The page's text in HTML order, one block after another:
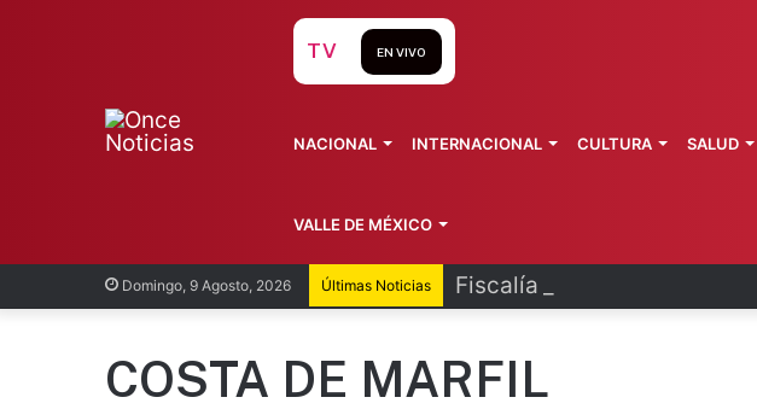
Domingo, 9 Agosto, 2026 Últimas Noticias Fiscalía de Morelos
TV EN VIVO
NACIONAL INTERNACIONAL CULTURA SALUD
VALLE DE MÉXICO
COSTA DE MARFIL